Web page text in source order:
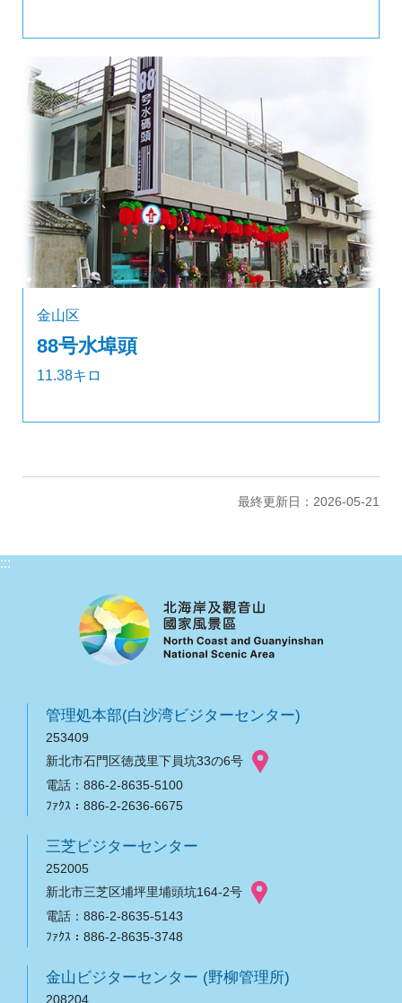
金山区
88号水埠頭
11.38キロ
最終更新日：2026-05-21
:::
管理処本部(白沙湾ビジターセンター)
253409
新北市石門区徳茂里下員坑33の6号
電話：886-2-8635-5100
ﾌｧｸｽ：886-2-2636-6675
三芝ビジターセンター
252005
新北市三芝区埔坪里埔頭坑164-2号
電話：886-2-8635-5143
ﾌｧｸｽ：886-2-8635-3748
金山ビジターセンター (野柳管理所)
208204